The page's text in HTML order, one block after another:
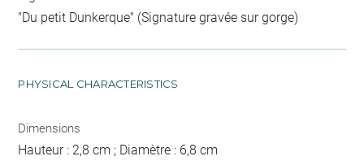
"Du petit Dunkerque" (Signature gravée sur gorge)
PHYSICAL CHARACTERISTICS
Dimensions
Hauteur : 2,8 cm ; Diamètre : 6,8 cm